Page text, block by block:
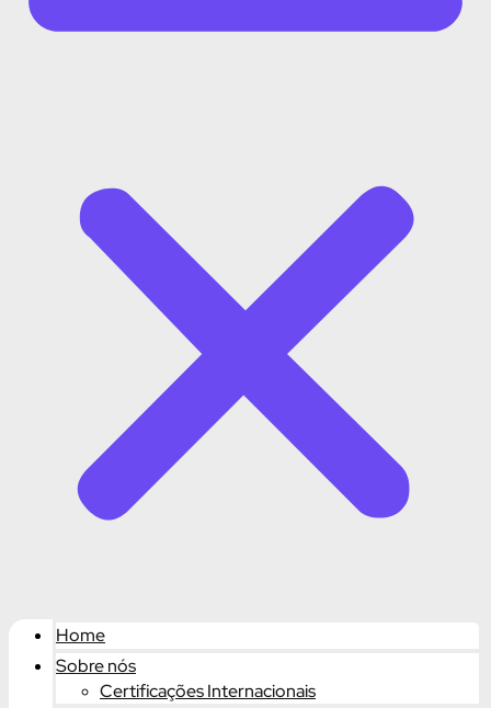
Home
Sobre nós
Certificações Internacionais